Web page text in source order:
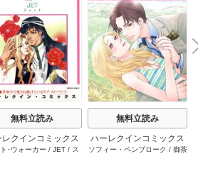
無料立読み
レクインコミックス
ト 2026年 vol.1001
･ウォーカー / JET/ ス
無料立読み
ハーレクインコミックス
セット 2026年 vol.1062
ソフィー・ペンブローク / 御茶
N
e
x
t